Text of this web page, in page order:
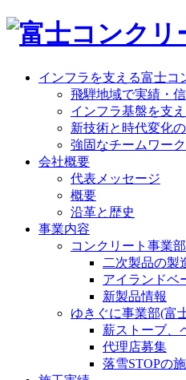
インフラを支える富士コ
飛騨地域で実績・
インフラ基盤を支
新技術と時代変化
強固なチームワー
会社概要
代表メッセージ
概要
沿革と歴史
事業内容
コンクリート事業部
二次製品の製
アイランドベ
新製品情報
ゆきぐに事業部(富
薪ストーブ、
代理店募集
落雪STOPの